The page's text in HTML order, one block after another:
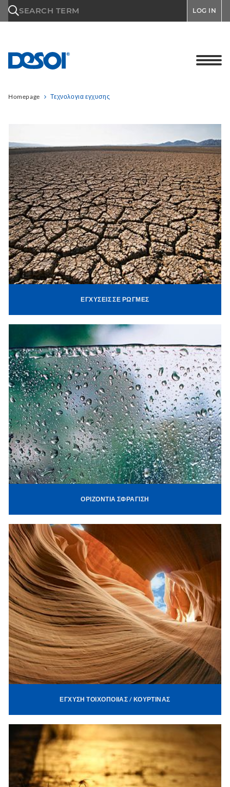
SEARCH TERM LOG IN
Homepage Τεχνολογια εγχυσης
ΕΓΧΎΣΕΙΣ ΣΕ ΡΩΓΜΈΣ
ΟΡΙΖΌΝΤΙΑ ΣΦΡΆΓΙΣΗ
ΈΓΧΥΣΗ ΤΟΙΧΟΠΟΙΊΑΣ / ΚΟΥΡΤΊΝΑΣ